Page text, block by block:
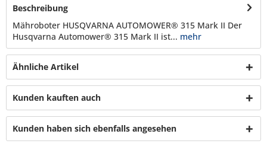
Beschreibung
Mähroboter HUSQVARNA AUTOMOWER® 315 Mark II Der
Husqvarna Automower® 315 Mark II ist... mehr
Ähnliche Artikel
Kunden kauften auch
Kunden haben sich ebenfalls angesehen